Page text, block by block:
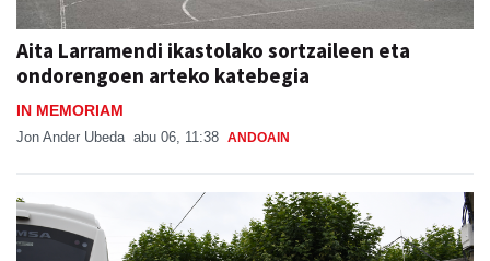
Aita Larramendi ikastolako sortzaileen eta
ondorengoen arteko katebegia
IN MEMORIAM
Jon Ander Ubeda abu 06, 11:38 ANDOAIN